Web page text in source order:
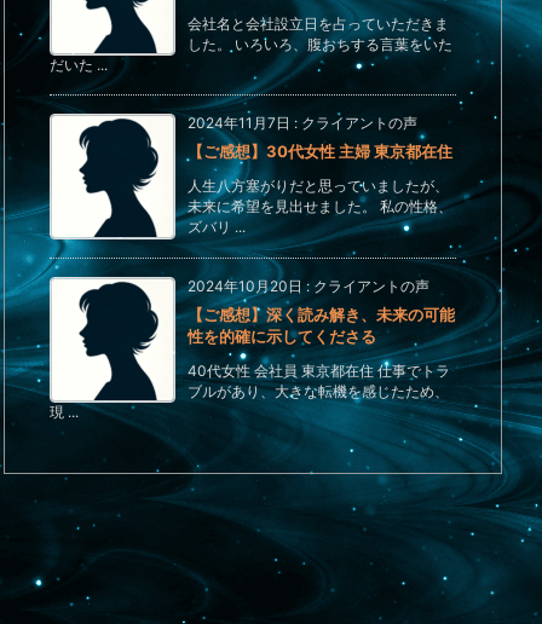
会社名と会社設立日を占っていただきま
した。 いろいろ、腹おちする言葉をいた
だいた ...
2024年11月7日 : クライアントの声
【ご感想】30代女性 主婦 東京都在住
人生八方塞がりだと思っていましたが、
未来に希望を見出せました。 私の性格、
ズバリ ...
2024年10月20日 : クライアントの声
【ご感想】深く読み解き、未来の可能
性を的確に示してくださる
40代女性 会社員 東京都在住 仕事でトラ
ブルがあり、大きな転機を感じたため、
現 ...